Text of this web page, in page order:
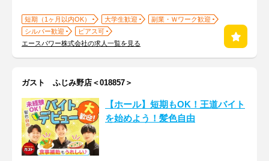
短期（1ヶ月以内OK） 大学生歓迎
副業・Ｗワーク歓迎
シルバー歓迎
ピアス可
エースパワー株式会社の求人一覧を見る
ガスト ふじみ野店＜018857＞
【ホール】短期もOK！王道バイト
を始めよう！髪色自由